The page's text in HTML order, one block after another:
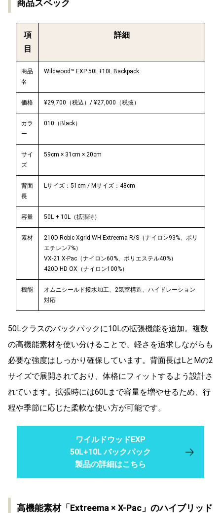
商品スペック
項
目
詳細
商品
名
Wildwood™ EXP 50L+10L Backpack
価格 ¥29,700（税込）/ ¥27,000（税抜）
カラ
ー
010（Black）
サイ
ズ
59cm × 31cm × 20cm
背面
長
Lサイズ：51cm / Mサイズ：48cm
容量 50L + 10L（拡張時）
素材
210D Robic Xgrid WH Extreema R/S（ナイロン93%、ポリ
エチレン7%）
VX-21 X-Pac（ナイロン60%、ポリエステル40%）
420D HD OX（ナイロン100%）
機能
オムニシールド撥水加工、2気室構造、ハイドレーション
対応
50Lクラスのバックパックに10Lの拡張機能を追加。複数
の高機能素材を使い分けることで、軽さを追求しながらも
必要な強度はしっかり確保しています。背面長はLとMの2
サイズで展開されており、体格にフィットするよう設計さ
れています。拡張時には60Lまで容量を増やせるため、行
程や季節に応じた柔軟な使い方が可能です。
ワイルドウッドEXP
50L+10L バックパック
製品の詳細はこちら
高機能素材「Extreema × X-Pac」のハイブリッド